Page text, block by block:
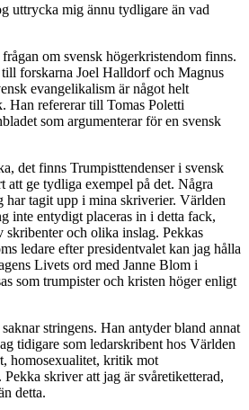
uttrycka mig ännu tydligare än vad
om svensk högerkristendom finns.
forskarna Joel Halldorf och Magnus
evangelikalism är något helt
Han refererar till Tomas Poletti
som argumenterar för en svensk
det finns Trumpisttendenser i svensk
att ge tydliga exempel på det. Några
har tagit upp i mina skriverier. Världen
inte entydigt placeras in i detta fack,
skribenter och olika inslag. Pekkas
ledare efter presidentvalet kan jag hålla
Livets ord med Janne Blom i
som trumpister och kristen höger enligt
stringens. Han antyder bland annat
tidigare som ledarskribent hos Världen
homosexualitet, kritik mot
skriver att jag är svåretiketterad,
detta.